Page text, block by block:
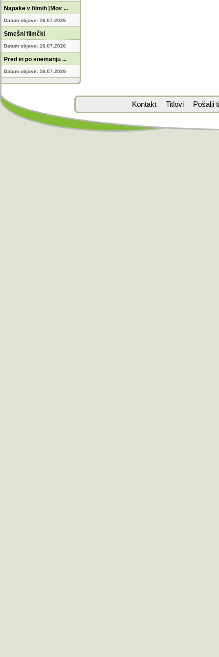
Napake v filmih [Mov ...
Datum objave: 16.07.2026
Smešni filmčki
Datum objave: 16.07.2026
Pred in po snemanju ...
Datum objave: 16.07.2026
Kontakt Titlovi Pošalji